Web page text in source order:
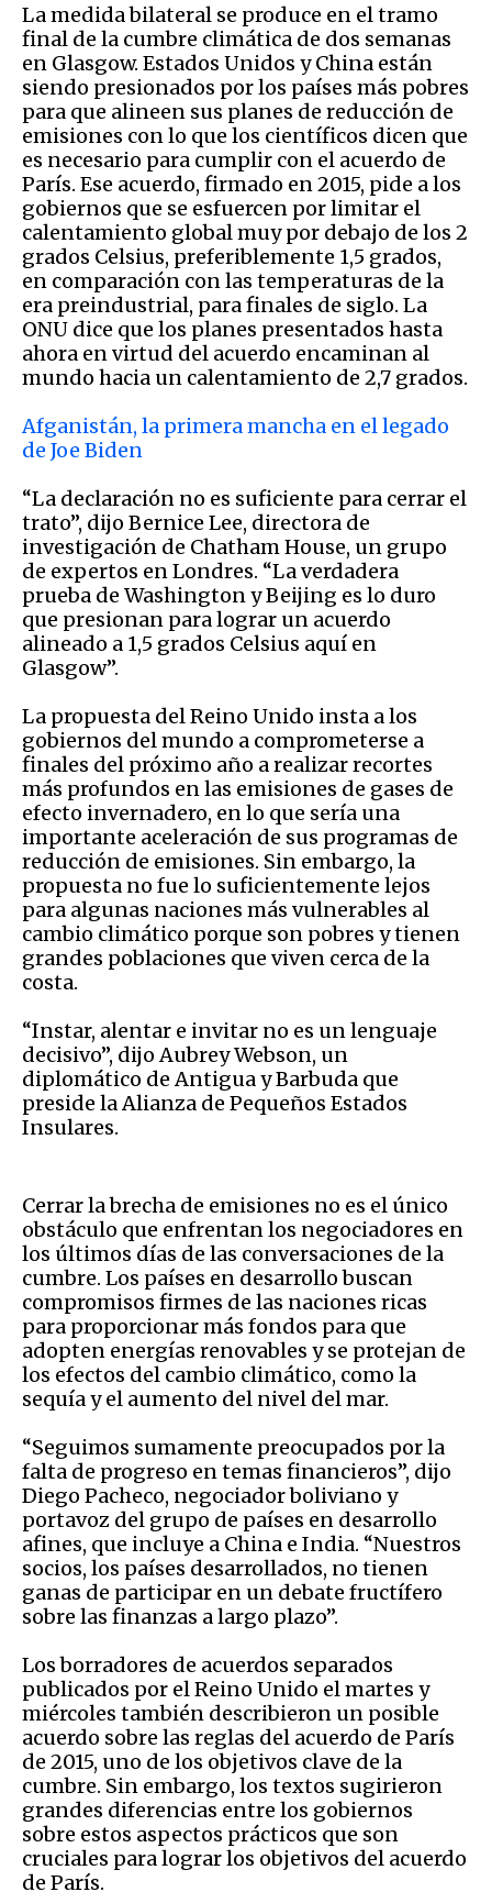
La medida bilateral se produce en el tramo
final de la cumbre climática de dos semanas
en Glasgow. Estados Unidos y China están
siendo presionados por los países más pobres
para que alineen sus planes de reducción de
emisiones con lo que los científicos dicen que
es necesario para cumplir con el acuerdo de
París. Ese acuerdo, firmado en 2015, pide a los
gobiernos que se esfuercen por limitar el
calentamiento global muy por debajo de los 2
grados Celsius, preferiblemente 1,5 grados,
en comparación con las temperaturas de la
era preindustrial, para finales de siglo. La
ONU dice que los planes presentados hasta
ahora en virtud del acuerdo encaminan al
mundo hacia un calentamiento de 2,7 grados.
Afganistán, la primera mancha en el legado
de Joe Biden
“La declaración no es suficiente para cerrar el
trato”, dijo Bernice Lee, directora de
investigación de Chatham House, un grupo
de expertos en Londres. “La verdadera
prueba de Washington y Beijing es lo duro
que presionan para lograr un acuerdo
alineado a 1,5 grados Celsius aquí en
Glasgow”.
La propuesta del Reino Unido insta a los
gobiernos del mundo a comprometerse a
finales del próximo año a realizar recortes
más profundos en las emisiones de gases de
efecto invernadero, en lo que sería una
importante aceleración de sus programas de
reducción de emisiones. Sin embargo, la
propuesta no fue lo suficientemente lejos
para algunas naciones más vulnerables al
cambio climático porque son pobres y tienen
grandes poblaciones que viven cerca de la
costa.
“Instar, alentar e invitar no es un lenguaje
decisivo”, dijo Aubrey Webson, un
diplomático de Antigua y Barbuda que
preside la Alianza de Pequeños Estados
Insulares.
Cerrar la brecha de emisiones no es el único
obstáculo que enfrentan los negociadores en
los últimos días de las conversaciones de la
cumbre. Los países en desarrollo buscan
compromisos firmes de las naciones ricas
para proporcionar más fondos para que
adopten energías renovables y se protejan de
los efectos del cambio climático, como la
sequía y el aumento del nivel del mar.
“Seguimos sumamente preocupados por la
falta de progreso en temas financieros”, dijo
Diego Pacheco, negociador boliviano y
portavoz del grupo de países en desarrollo
afines, que incluye a China e India. “Nuestros
socios, los países desarrollados, no tienen
ganas de participar en un debate fructífero
sobre las finanzas a largo plazo”.
Los borradores de acuerdos separados
publicados por el Reino Unido el martes y
miércoles también describieron un posible
acuerdo sobre las reglas del acuerdo de París
de 2015, uno de los objetivos clave de la
cumbre. Sin embargo, los textos sugirieron
grandes diferencias entre los gobiernos
sobre estos aspectos prácticos que son
cruciales para lograr los objetivos del acuerdo
de París.